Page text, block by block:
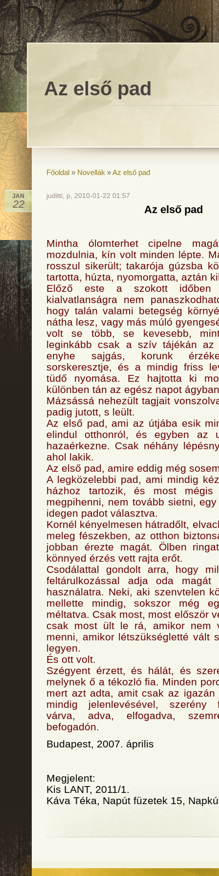
Az első pad
Főoldal » Novellák »Az első pad
JAN
22
juditti, p, 2010-01-22 01:57
Az első pad
Mintha ólomterhet cipelne
mozdulnia, kín volt minden lépte.
rosszul sikerült; takarója gúzsba
tartotta, húzta, nyomorgatta, aztán
Előző este a szokott
kialvatlanságra nem
hogy talán valami betegség
nátha lesz, vagy más múló
volt se több, se kevesebb,
leginkább csak a szív tájékán az
enyhe sajgás, korunk
sorskeresztje, és a mindig friss
tüdő nyomása. Ez hajtotta ki
különben tán az egész napot
Mázsássá nehezült tagjait
padig jutott, s leült.
Az első pad, ami az útjába esik
elindul otthonról, és egyben az
hazaérkezne. Csak néhány
ahol lakik.
Az első pad, amire eddig még
A legközelebbi pad, ami mindig
házhoz tartozik, és most
megpihenni, nem tovább sietni,
idegen padot választva.
Kornél kényelmesen hátradőlt,
meleg fészekben, az otthon
jobban érezte magát. Ölben
könnyed érzés vett rajta erőt.
Csodálattal gondolt arra, hogy
feltárulkozással adja oda
használatra. Neki, aki szenvtelen
mellette mindig, sokszor még
méltatva. Csak most, most először
csak most ült le rá, amikor nem
menni, amikor létszükségletté vált
legyen.
És ott volt.
Szégyent érzett, és hálát, és
melynek ő a tékozló fia. Minden
mert azt adta, amit csak az
mindig jelenlevésével, szerény
várva, adva, elfogadva,
befogadón.
Budapest, 2007. április
Megjelent:
Kis LANT, 2011/1.
Káva Téka, Napút füzetek 15,